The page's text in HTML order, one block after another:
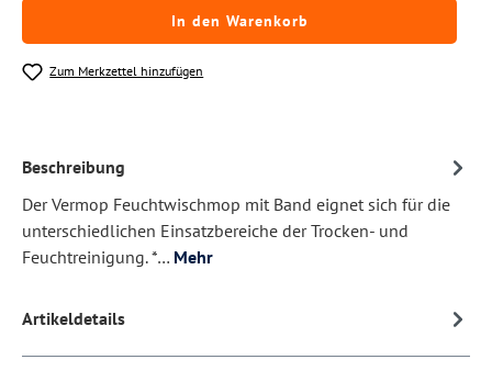
In den Warenkorb
Zum Merkzettel hinzufügen
Beschreibung
Der Vermop Feuchtwischmop mit Band eignet sich für die
unterschiedlichen Einsatzbereiche der Trocken- und
Feuchtreinigung. *… Mehr
Artikeldetails